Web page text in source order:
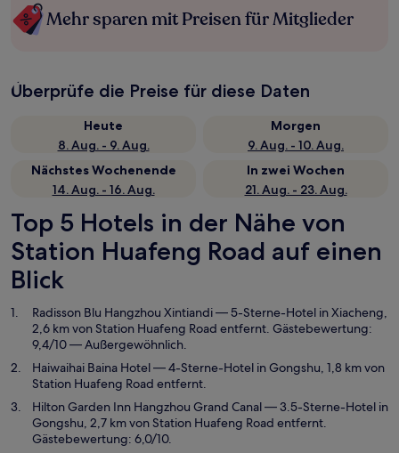
Mehr sparen mit Preisen für Mitglieder
Überprüfe die Preise für diese Daten
Heute
8. Aug. - 9. Aug.
Morgen
9. Aug. - 10. Aug.
Nächstes Wochenende
14. Aug. - 16. Aug.
In zwei Wochen
21. Aug. - 23. Aug.
Top 5 Hotels in der Nähe von
Station Huafeng Road auf einen
Blick
Radisson Blu Hangzhou Xintiandi— 5-Sterne-Hotel in Xiacheng,
2,6 km von Station Huafeng Road entfernt. Gästebewertung:
9,4/10 — Außergewöhnlich.
Haiwaihai Baina Hotel— 4-Sterne-Hotel in Gongshu, 1,8 km von
Station Huafeng Road entfernt.
Hilton Garden Inn Hangzhou Grand Canal— 3.5-Sterne-Hotel in
Gongshu, 2,7 km von Station Huafeng Road entfernt.
Gästebewertung: 6,0/10.